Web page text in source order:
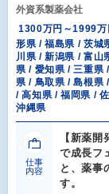
外資系製薬会社
1300万円～1999万
形県 / 福島県 / 茨城
川県 / 新潟県 / 富山
県 / 愛知県 / 三重県
県 / 鳥取県 / 島根県
/ 高知県 / 福岡県 /
沖縄県
仕事
内容
【新薬
で成長フ
と、薬事
す。